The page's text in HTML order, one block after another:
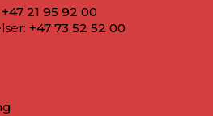
+47 21 95 92 00
+47 73 52 52 00